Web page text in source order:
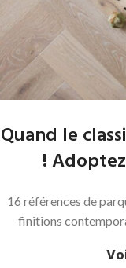
Quand le
!
16 références de
finitions